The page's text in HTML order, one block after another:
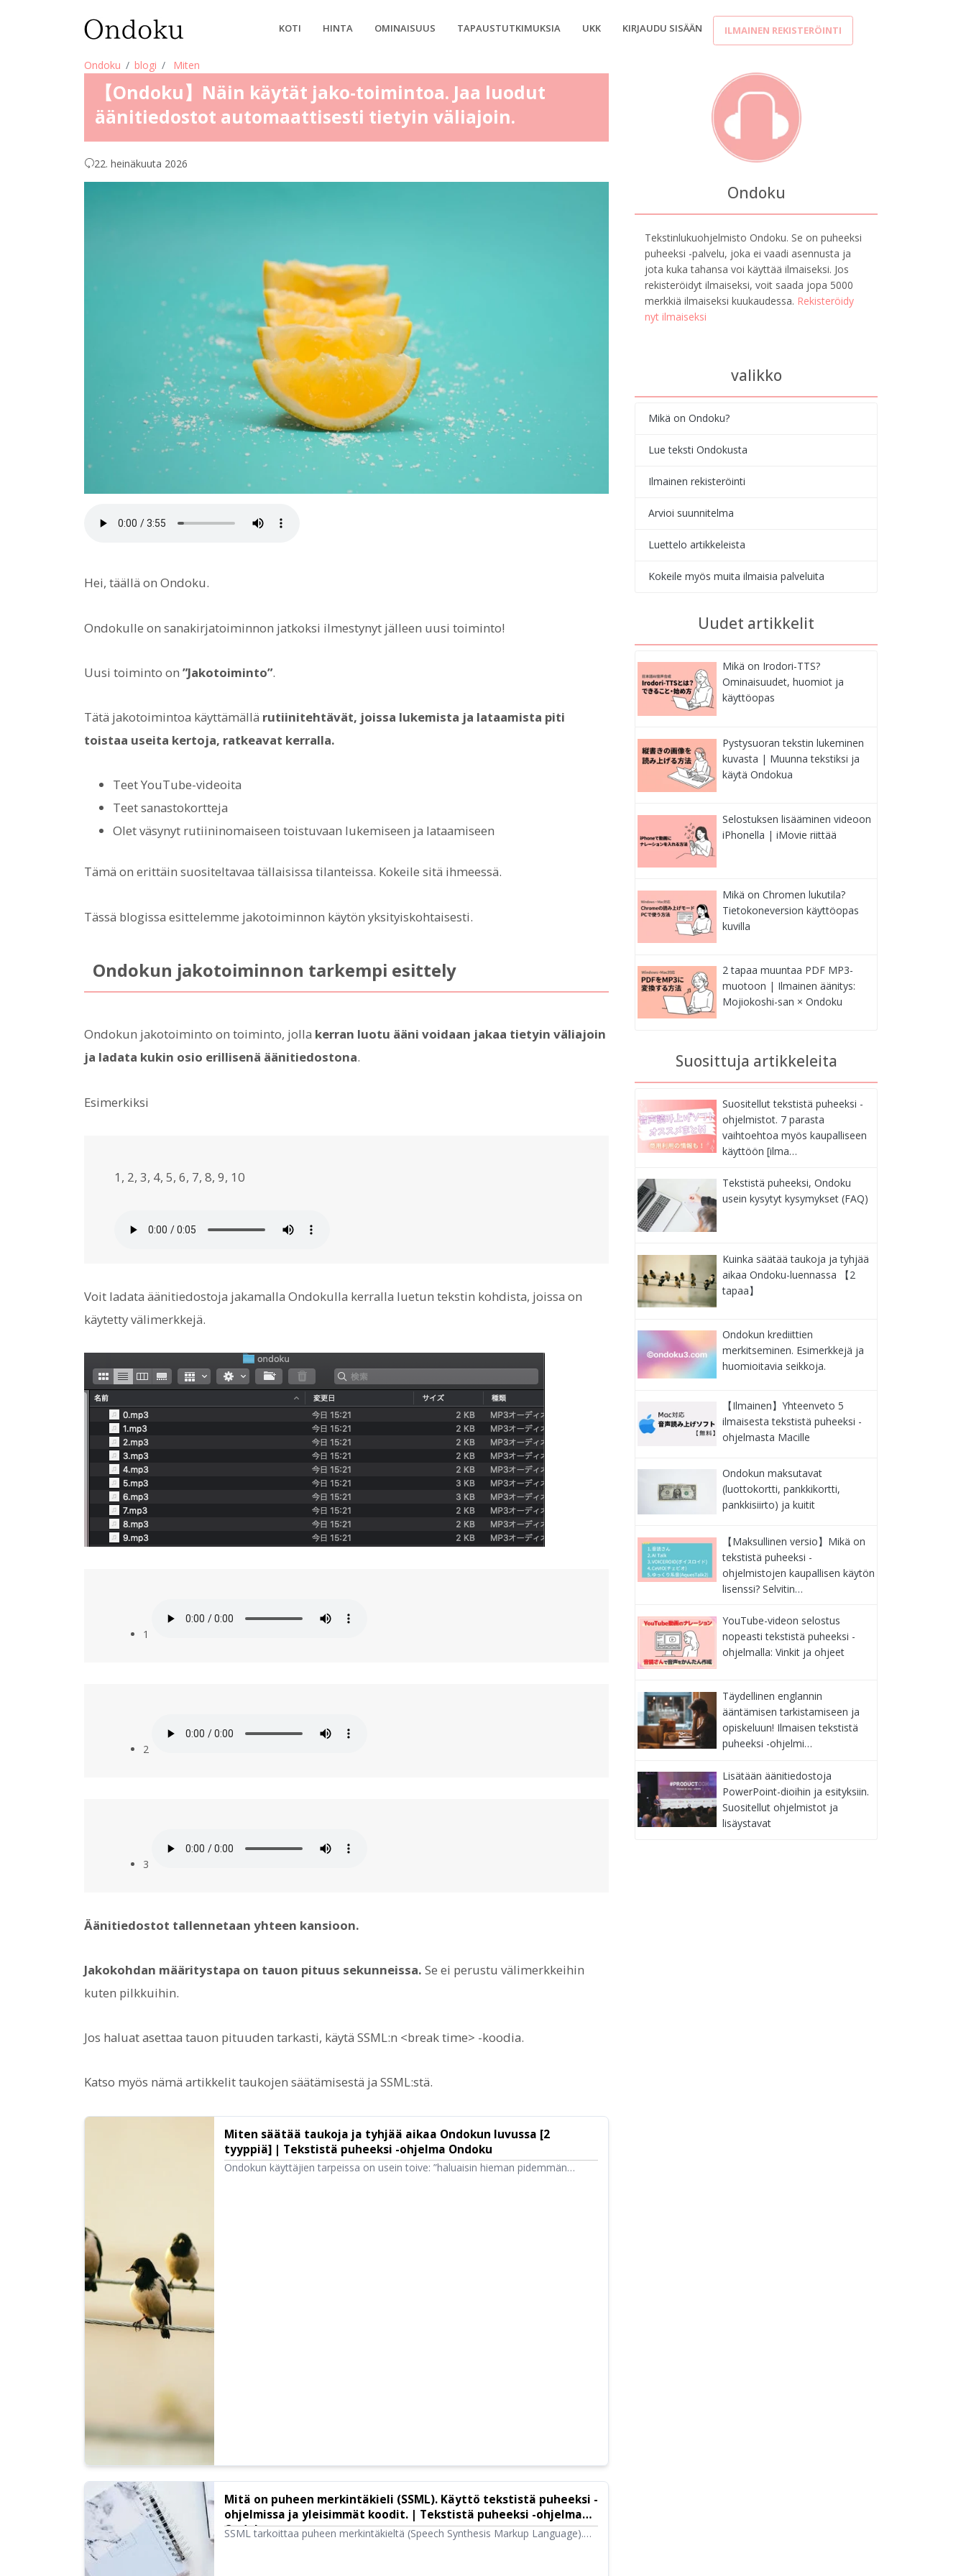
KOTI HINTA OMINAISUUS TAPAUSTUTKIMUKSIA UKK KIRJAUDU SISÄÄN ILMAINEN REKISTERÖINTI
Ondoku blogi Miten
【Ondoku】Näin käytät jako-toimintoa. Jaa luodut
äänitiedostot automaattisesti tietyin väliajoin.
22. heinäkuuta 2026
Hei, täällä on Ondoku.
Ondokulle on sanakirjatoiminnon jatkoksi ilmestynyt jälleen uusi toiminto!
Uusi toiminto on ”Jakotoiminto”.
Tätä jakotoimintoa käyttämällä rutiinitehtävät, joissa lukemista ja lataamista piti
toistaa useita kertoja, ratkeavat kerralla.
Teet YouTube-videoita
Teet sanastokortteja
Olet väsynyt rutiininomaiseen toistuvaan lukemiseen ja lataamiseen
Tämä on erittäin suositeltavaa tällaisissa tilanteissa. Kokeile sitä ihmeessä.
Tässä blogissa esittelemme jakotoiminnon käytön yksityiskohtaisesti.
Ondokun jakotoiminnon tarkempi esittely
Ondokun jakotoiminto on toiminto, jolla kerran luotu ääni voidaan jakaa tietyin väliajoin
ja ladata kukin osio erillisenä äänitiedostona.
Esimerkiksi
1, 2, 3, 4, 5, 6, 7, 8, 9, 10
Voit ladata äänitiedostoja jakamalla Ondokulla kerralla luetun tekstin kohdista, joissa on
käytetty välimerkkejä.
1
2
3
Äänitiedostot tallennetaan yhteen kansioon.
Jakokohdan määritystapa on tauon pituus sekunneissa. Se ei perustu välimerkkeihin
kuten pilkkuihin.
Jos haluat asettaa tauon pituuden tarkasti, käytä SSML:n <break time> -koodia.
Katso myös nämä artikkelit taukojen säätämisestä ja SSML:stä.
Miten säätää taukoja ja tyhjää aikaa Ondokun luvussa [2
tyyppiä] | Tekstistä puheeksi -ohjelma Ondoku
Ondokun käyttäjien tarpeissa on usein toive: ”haluaisin hieman pidemmän
Mitä on puheen merkintäkieli (SSML). Käyttö tekstistä puheeksi -
ohjelmissa ja yleisimmät koodit. | Tekstistä puheeksi -ohjelma
Ondoku
SSML tarkoittaa puheen merkintäkieltä (Speech Synthesis Markup Language).
Ondoku
Tekstinlukuohjelmisto Ondoku. Se on puheeksi
puheeksi -palvelu, joka ei vaadi asennusta ja
jota kuka tahansa voi käyttää ilmaiseksi. Jos
rekisteröidyt ilmaiseksi, voit saada jopa 5000
merkkiä ilmaiseksi kuukaudessa. Rekisteröidy
nyt ilmaiseksi
valikko
Mikä on Ondoku?
Lue teksti Ondokusta
Ilmainen rekisteröinti
Arvioi suunnitelma
Luettelo artikkeleista
Kokeile myös muita ilmaisia palveluita
Uudet artikkelit
Mikä on Irodori-TTS?
Ominaisuudet, huomiot ja
käyttöopas
Pystysuoran tekstin lukeminen
kuvasta | Muunna tekstiksi ja
käytä Ondokua
Selostuksen lisääminen videoon
iPhonella | iMovie riittää
Mikä on Chromen lukutila?
Tietokoneversion käyttöopas
kuvilla
2 tapaa muuntaa PDF MP3-
muotoon | Ilmainen äänitys:
Mojiokoshi-san × Ondoku
Suosittuja artikkeleita
Suositellut tekstistä puheeksi -
ohjelmistot. 7 parasta
vaihtoehtoa myös kaupalliseen
käyttöön [ilma…
Tekstistä puheeksi, Ondoku
usein kysytyt kysymykset (FAQ)
Kuinka säätää taukoja ja tyhjää
aikaa Ondoku-luennassa 【2
tapaa】
Ondokun krediittien
merkitseminen. Esimerkkejä ja
huomioitavia seikkoja.
【Ilmainen】Yhteenveto 5
ilmaisesta tekstistä puheeksi -
ohjelmasta Macille
Ondokun maksutavat
(luottokortti, pankkikortti,
pankkisiirto) ja kuitit
【Maksullinen versio】Mikä on
tekstistä puheeksi -
ohjelmistojen kaupallisen käytön
lisenssi? Selvitin…
YouTube-videon selostus
nopeasti tekstistä puheeksi -
ohjelmalla: Vinkit ja ohjeet
Täydellinen englannin
ääntämisen tarkistamiseen ja
opiskeluun! Ilmaisen tekstistä
puheeksi -ohjelmi…
Lisätään äänitiedostoja
PowerPoint-dioihin ja esityksiin.
Suositellut ohjelmistot ja
lisäystavat